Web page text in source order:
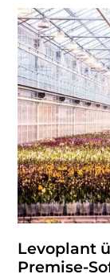
Anthura über
hat — von der
Unternehmens
hin zur
Levoplant
Premise-